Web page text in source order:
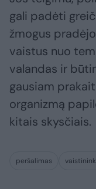
gali padėti
žmogus
vaistus nuo
valandas ir
gausiam
organizmą
kitais skysčiais.
peršalimas